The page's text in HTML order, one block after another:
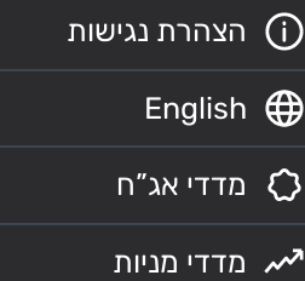
הצהרת נגישות
English
מדדי אג”ח
מדדי מניות